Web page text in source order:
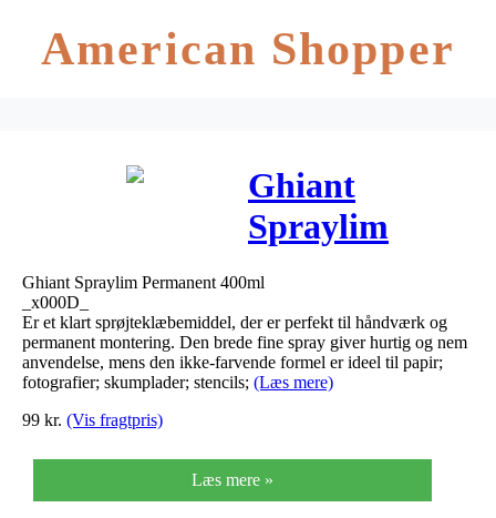
American Shopper
Ghiant
Spraylim
Permanent
400ml
Ghiant Spraylim Permanent 400ml
_x000D_
Er et klart sprøjteklæbemiddel, der er perfekt til håndværk og
permanent montering. Den brede fine spray giver hurtig og nem
anvendelse, mens den ikke-farvende formel er ideel til papir;
fotografier; skumplader; stencils; (Læs mere)
99 kr. (Vis fragtpris)
Læs mere »